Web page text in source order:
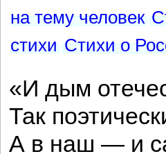
на тему человек
стихи Стихи о
«И дым
Так
А в наш — и